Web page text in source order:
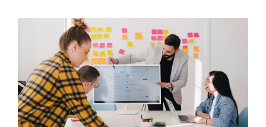
kiinnostuneille.